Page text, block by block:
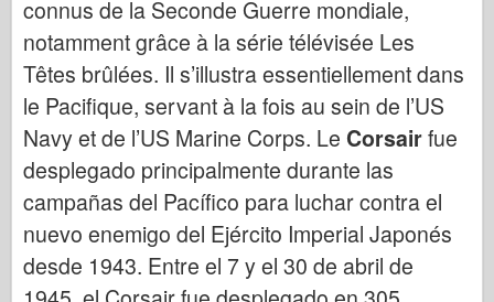
Dragón
Eduard
Moldes finos
Fuerzas de valor
FriulModelo
Hasegawa
Heller
connus de la Seconde Guerre mondiale,
notamment grâce à la série télévisée Les
Têtes brûlées. Il s’illustra essentiellement dans
le Pacifique, servant à la fois au sein de l’US
Navy et de l’US Marine Corps. Le Corsairfue
desplegado principalmente durante las
campañas del Pacífico para luchar contra el
nuevo enemigo del Ejército Imperial Japonés
desde 1943. Entre el 7 y el 30 de abril de